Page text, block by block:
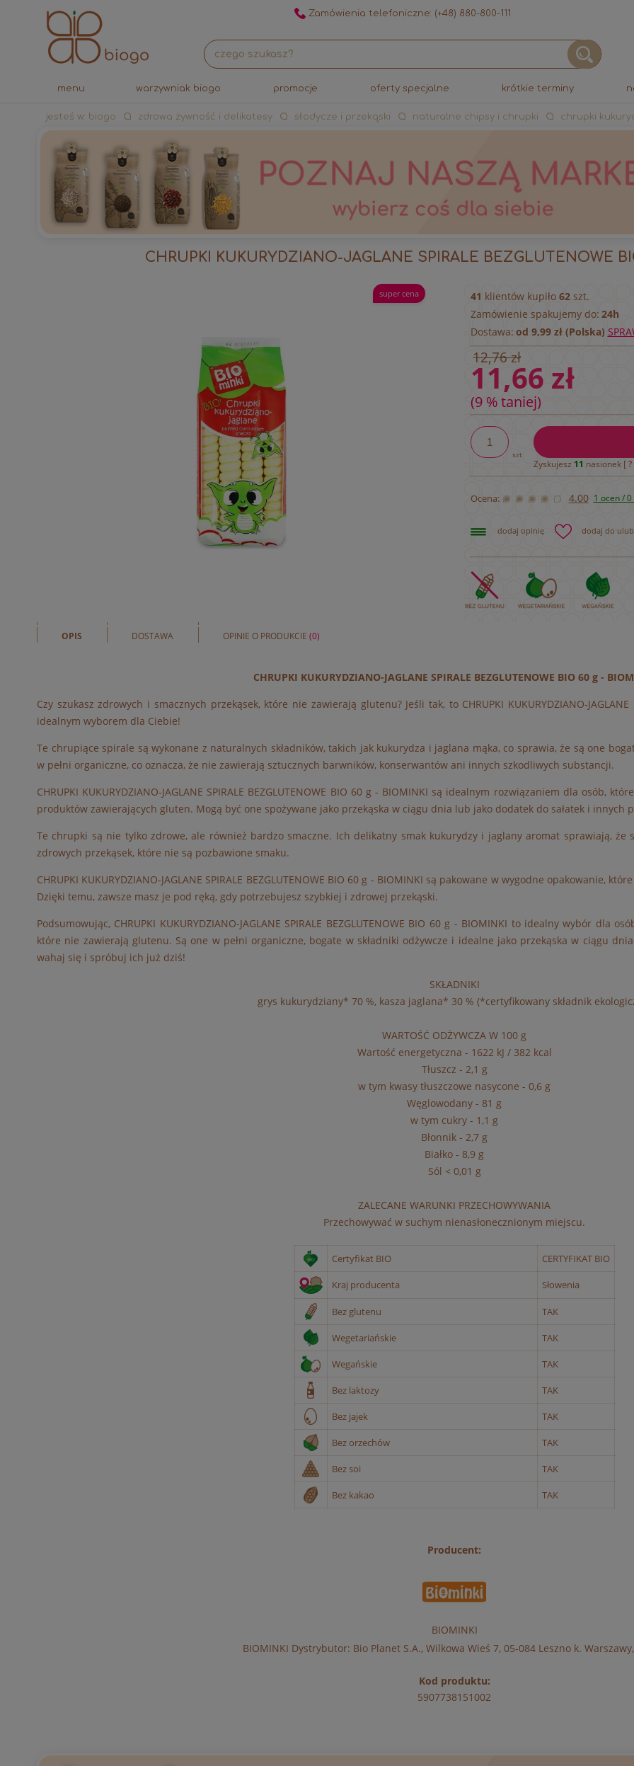
Zamówienia telefoniczne: (+48) 880-800-111
menu warzywniak biogo promocje oferty specjalne krótkie terminy
jesteś w: biogo zdrowa żywność i delikatesy słodycze i przekąski naturalne chipsy i chrupki chrupki
CHRUPKI KUKURYDZIANO-JAGLANE SPIRALE BEZGLUTENOWE
super cena 41 klientów kupiło 62szt.
Zamówienie spakujemy do: 24h
Dostawa: od 9,99 zł (Polska)
12,76 zł
11,66 zł
(9 % taniej)
szt
Zyskujesz 11 nasionek [?
Ocena: 4.00 1 ocen /
dodaj opinię dodaj do
OPIS DOSTAWA OPINIE O PRODUKCIE (0)
CHRUPKI KUKURYDZIANO-JAGLANE SPIRALE BEZGLUTENOWE BIO 60 g -
Czy szukasz zdrowych i smacznych przekąsek, które nie zawierają glutenu? Jeśli tak, to CHRUPKI KUKURYDZIANO-JAGLANE
idealnym wyborem dla Ciebie!
Te chrupiące spirale są wykonane z naturalnych składników, takich jak kukurydza i jaglana mąka, co sprawia, że są one
w pełni organiczne, co oznacza, że nie zawierają sztucznych barwników, konserwantów ani innych szkodliwych substancji.
CHRUPKI KUKURYDZIANO-JAGLANE SPIRALE BEZGLUTENOWE BIO 60 g - BIOMINKI są idealnym rozwiązaniem dla osób,
produktów zawierających gluten. Mogą być one spożywane jako przekąska w ciągu dnia lub jako dodatek do sałatek i innych
Te chrupki są nie tylko zdrowe, ale również bardzo smaczne. Ich delikatny smak kukurydzy i jaglany aromat sprawiają,
zdrowych przekąsek, które nie są pozbawione smaku.
CHRUPKI KUKURYDZIANO-JAGLANE SPIRALE BEZGLUTENOWE BIO 60 g - BIOMINKI są pakowane w wygodne opakowanie,
Dzięki temu, zawsze masz je pod ręką, gdy potrzebujesz szybkiej i zdrowej przekąski.
Podsumowując, CHRUPKI KUKURYDZIANO-JAGLANE SPIRALE BEZGLUTENOWE BIO 60 g - BIOMINKI to idealny wybór dla
które nie zawierają glutenu. Są one w pełni organiczne, bogate w składniki odżywcze i idealne jako przekąska w ciągu
wahaj się i spróbuj ich już dziś!
SKŁADNIKI
grys kukurydziany* 70 %, kasza jaglana* 30 % (*certyfikowany składnik
WARTOŚĆ ODŻYWCZA W 100 g
Wartość energetyczna - 1622 kJ / 382 kcal
Tłuszcz - 2,1 g
w tym kwasy tłuszczowe nasycone - 0,6 g
Węglowodany - 81 g
w tym cukry - 1,1 g
Błonnik - 2,7 g
Białko - 8,9 g
Sól < 0,01 g
ZALECANE WARUNKI PRZECHOWYWANIA
Przechowywać w suchym nienasłonecznionym miejscu.
Certyfikat BIO CERTYFIKAT BIO
Kraj producenta Słowenia
Bez glutenu TAK
Wegetariańskie TAK
Wegańskie TAK
Bez laktozy TAK
Bez jajek TAK
Bez orzechów TAK
Bez soi TAK
Bez kakao TAK
Producent:
BIOMINKI
BIOMINKI Dystrybutor: Bio Planet S.A., Wilkowa Wieś 7, 05-084 Leszno k.
Kod produktu:
5907738151002